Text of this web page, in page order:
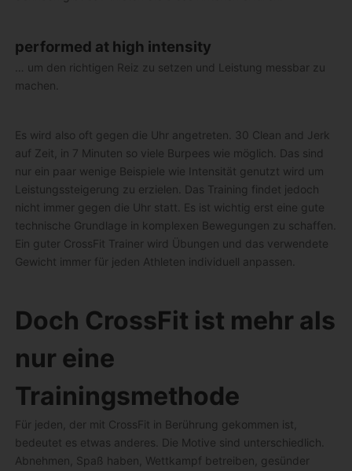
performed at high intensity
… um den richtigen Reiz zu setzen und Leistung messbar zu
machen.
Es wird also oft gegen die Uhr angetreten. 30 Clean and Jerk
auf Zeit, in 7 Minuten so viele Burpees wie möglich. Das sind
nur ein paar wenige Beispiele wie Intensität genutzt wird um
Leistungssteigerung zu erzielen. Das Training findet jedoch
nicht immer gegen die Uhr statt. Es ist wichtig erst eine gute
technische Grundlage in komplexen Bewegungen zu schaffen.
Ein guter CrossFit Trainer wird Übungen und das verwendete
Gewicht immer für jeden Athleten individuell anpassen.
Doch CrossFit ist mehr als
nur eine
Trainingsmethode
Für jeden, der mit CrossFit in Berührung gekommen ist,
bedeutet es etwas anderes. Die Motive sind unterschiedlich.
Abnehmen, Spaß haben, Wettkampf betreiben, gesünder